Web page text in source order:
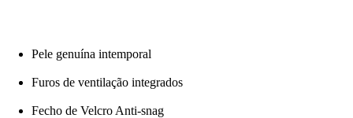
Pele genuína intemporal
Furos de ventilação integrados
Fecho de Velcro Anti-snag